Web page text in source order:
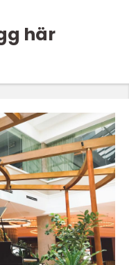
här